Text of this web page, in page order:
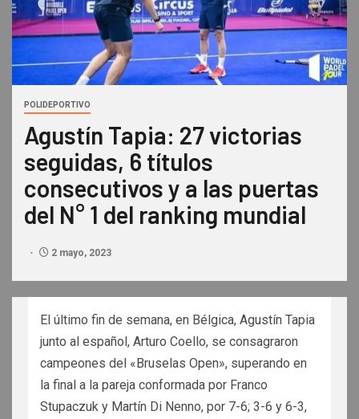
POLIDEPORTIVO
Agustín Tapia: 27 victorias
seguidas, 6 títulos
consecutivos y a las puertas
del N° 1 del ranking mundial
2 mayo, 2023
El último fin de semana, en Bélgica, Agustín Tapia
junto al español, Arturo Coello, se consagraron
campeones del «Bruselas Open», superando en
la final a la pareja conformada por Franco
Stupaczuk y Martín Di Nenno, por 7-6; 3-6 y 6-3,